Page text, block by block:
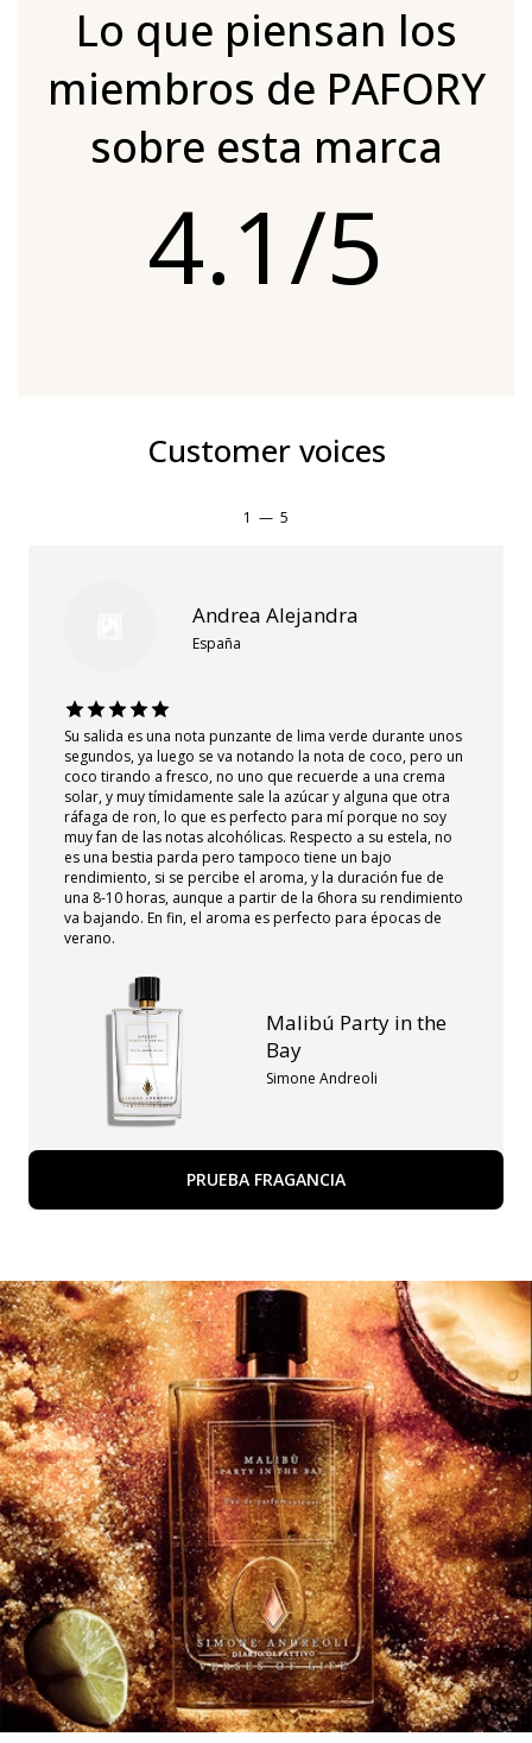
Lo que piensan los
miembros de PAFORY
sobre esta marca
4.1/5
Customer voices
1 — 5
Andrea Alejandra
España
Su salida es una nota punzante de lima verde durante unos
segundos, ya luego se va notando la nota de coco, pero un
coco tirando a fresco, no uno que recuerde a una crema
solar, y muy tímidamente sale la azúcar y alguna que otra
ráfaga de ron, lo que es perfecto para mí porque no soy
muy fan de las notas alcohólicas. Respecto a su estela, no
es una bestia parda pero tampoco tiene un bajo
rendimiento, si se percibe el aroma, y la duración fue de
una 8-10 horas, aunque a partir de la 6hora su rendimiento
va bajando. En fin, el aroma es perfecto para épocas de
verano.
Malibú Party in the
Bay
Simone Andreoli
PRUEBA FRAGANCIA